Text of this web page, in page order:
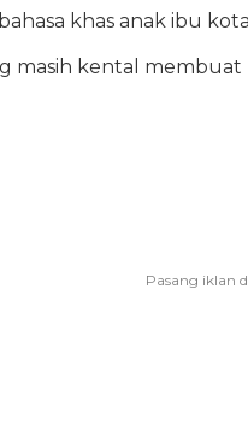
khas anak ibu
masih kental